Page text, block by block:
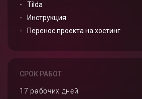
Tilda
Инструкция
Перенос проекта на хостинг
СРОК РАБОТ
17 рабочих дней